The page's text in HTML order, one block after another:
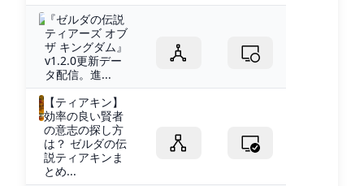
『ゼルダの伝説
ティアーズ オブ
ザ キングダム』
v1.2.0更新デー
タ配信。進...
【ティアキン】
効率の良い賢者
の意志の探し方
は？ ゼルダの伝
説ティアキンま
とめ...